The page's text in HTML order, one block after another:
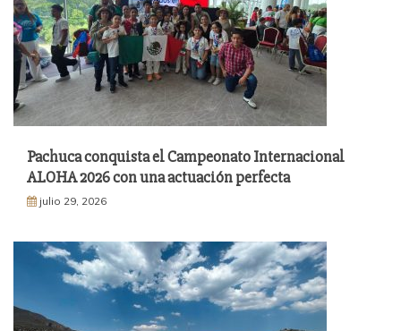
Pachuca conquista el Campeonato Internacional
ALOHA 2026 con una actuación perfecta
julio 29, 2026